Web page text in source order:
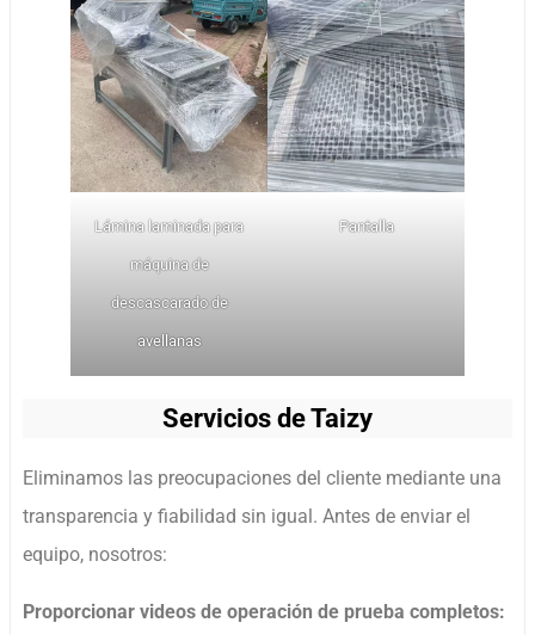
Lámina laminada para
máquina de
descascarado de
avellanas
Pantalla
Servicios de Taizy
Eliminamos las preocupaciones del cliente mediante una
transparencia y fiabilidad sin igual. Antes de enviar el
equipo, nosotros:
Proporcionar videos de operación de prueba completos: